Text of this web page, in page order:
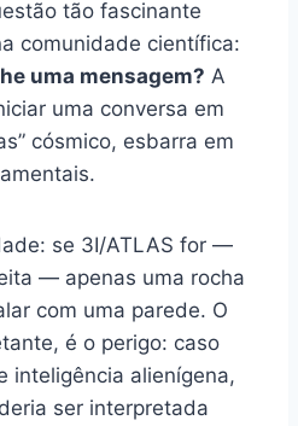
tão fascinante
comunidade científica:
uma mensagem? A
uma conversa em
cósmico, esbarra em
se 3I/ATLAS for —
— apenas uma rocha
com uma parede. O
é o perigo: caso
inteligência alienígena,
ser interpretada